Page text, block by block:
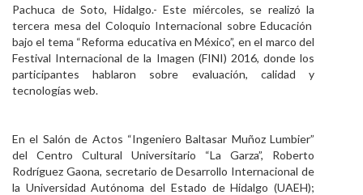
Personal
Alumni
Visitantes
Pachuca de Soto, Hidalgo.- Este miércoles, se realizó la
tercera mesa del Coloquio Internacional sobre Educación
bajo el tema “Reforma educativa en México”, en el marco del
Festival Internacional de la Imagen (FINI) 2016, donde los
participantes hablaron sobre evaluación, calidad y
tecnologías web.
En el Salón de Actos “Ingeniero Baltasar Muñoz Lumbier”
del Centro Cultural Universitario “La Garza”, Roberto
Rodríguez Gaona, secretario de Desarrollo Internacional de
la Universidad Autónoma del Estado de Hidalgo (UAEH);